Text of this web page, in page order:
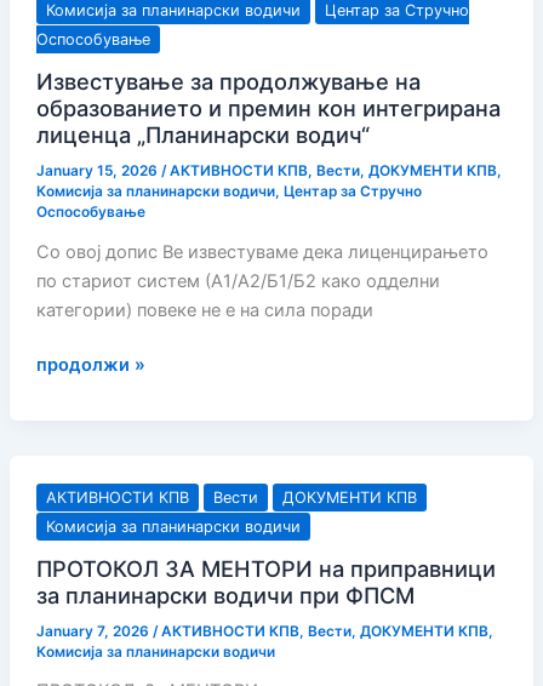
Комисија за планинарски водичи
Центар за Стручно
Оспособување
Известување за продолжување на
образованието и премин кон интегрирана
лиценца „Планинарски водич“
January 15, 2026 /АКТИВНОСТИ КПВ, Вести, ДОКУМЕНТИ КПВ,
Комисија за планинарски водичи, Центар за Стручно
Оспособување
Со овоj допис Ве известуваме дека лиценцирањето
по стариот систем (А1/А2/Б1/Б2 како одделни
категории) повеке не е на сила поради
Известување
образованието
и
премин
кон
интегрирана
лиценца
„Планинарски
продолжи »
АКТИВНОСТИ КПВ Вести
ДОКУМЕНТИ КПВ
Комисија за планинарски водичи
ПРОТОКОЛ ЗА МЕНТОРИ на приправници
за планинарски водичи при ФПСМ
January 7, 2026 /АКТИВНОСТИ КПВ, Вести, ДОКУМЕНТИ КПВ,
Комисија за планинарски водичи